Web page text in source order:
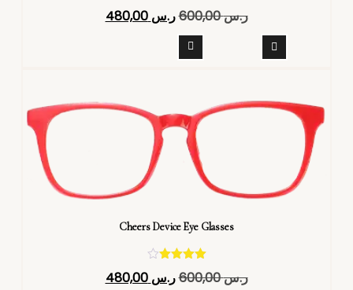
4.40
ر.س600,00 ر.س 480,00
Cheers Device Eye Glasses
تم التقييم
4.40
ر.س600,00 ر.س 480,00